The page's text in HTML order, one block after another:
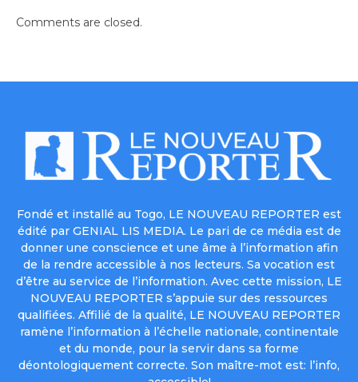
Comments are closed.
Fondé et installé au Togo, LE NOUVEAU REPORTER est
édité par GENIAL LIS MEDIA. Le pari de ce média est de
donner une conscience et une âme à l’information afin
de la rendre accessible à nos lecteurs. Sa vocation est
d’être au service de l’information. Avec cette mission, LE
NOUVEAU REPORTER s’appuie sur des ressources
qualifiées. Affilié de la qualité, LE NOUVEAU REPORTER
ramène l’information à l’échelle nationale, continentale
et du monde, pour la servir dans sa forme
déontologiquement correcte. Son maître-mot est: l’info,